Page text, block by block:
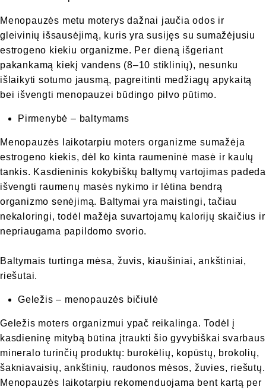
Menopauzės metu moterys dažnai jaučia odos ir
gleivinių išsausėjimą, kuris yra susijęs su sumažėjusiu
estrogeno kiekiu organizme. Per dieną išgeriant
pakankamą kiekį vandens (8–10 stiklinių), nesunku
išlaikyti sotumo jausmą, pagreitinti medžiagų apykaitą
bei išvengti menopauzei būdingo pilvo pūtimo.
Pirmenybė – baltymams
Menopauzės laikotarpiu moters organizme sumažėja
estrogeno kiekis, dėl ko kinta raumeninė masė ir kaulų
tankis. Kasdieninis kokybiškų baltymų vartojimas padeda
išvengti raumenų masės nykimo ir lėtina bendrą
organizmo senėjimą. Baltymai yra maistingi, tačiau
nekaloringi, todėl mažėja suvartojamų kalorijų skaičius ir
nepriaugama papildomo svorio.
Baltymais turtinga mėsa, žuvis, kiaušiniai, ankštiniai,
riešutai.
Geležis – menopauzės bičiulė
Geležis moters organizmui ypač reikalinga. Todėl į
kasdieninę mitybą būtina įtraukti šio gyvybiškai svarbaus
mineralo turinčių produktų: burokėlių, kopūstų, brokolių,
šakniavaisių, ankštinių, raudonos mėsos, žuvies, riešutų.
Menopauzės laikotarpiu rekomenduojama bent kartą per